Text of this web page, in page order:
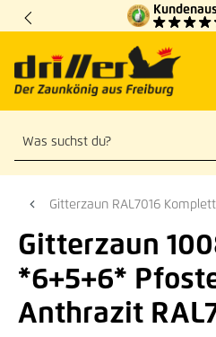
Zum Hauptinhalt springen
Gitterzaun RAL7016
Gitterzaun
*6+5+6*
Anthrazit